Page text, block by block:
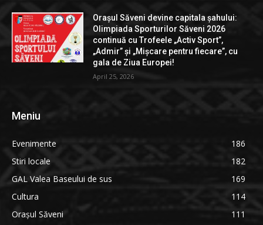
Orașul Săveni devine capitala șahului:
Olimpiada Sporturilor Săveni 2026
continuă cu Trofeele „Activ Sport”,
„Admir” și „Mișcare pentru fiecare”, cu
gala de Ziua Europei!
April 25, 2026
Meniu
Evenimente
186
Stiri locale
182
GAL Valea Baseului de sus
169
Cultura
114
Orașul Săveni
111